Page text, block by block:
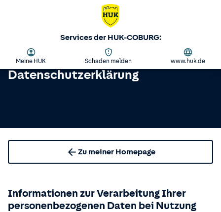
Services der HUK-COBURG:
Meine HUK Schaden melden www.huk.de
Datenschutzerklärung
Zu meiner Homepage
Informationen zur Verarbeitung Ihrer
personenbezogenen Daten bei Nutzung